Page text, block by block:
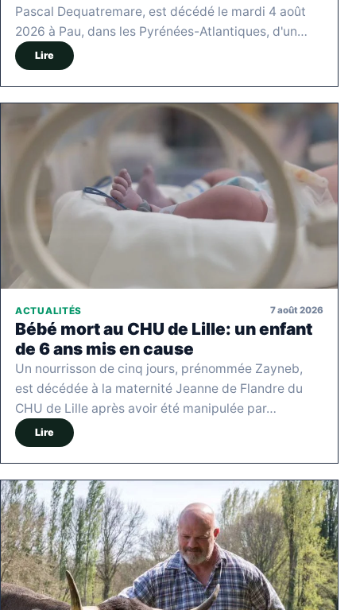
Pascal Dequatremare, est décédé le mardi 4 août
2026 à Pau, dans les Pyrénées-Atlantiques, d'un…
Lire
ACTUALITÉS 7 août 2026
Bébé mort au CHU de Lille: un enfant
de 6 ans mis en cause
Un nourrisson de cinq jours, prénommée Zayneb,
est décédée à la maternité Jeanne de Flandre du
CHU de Lille après avoir été manipulée par…
Lire